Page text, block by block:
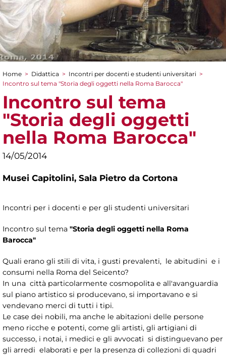
Tu sei qui
Home > Didattica > Incontri per docenti e studenti universitari >
Incontro sul tema "Storia degli oggetti nella Roma Barocca"
Incontro sul tema
"Storia degli oggetti
nella Roma Barocca"
14/05/2014
Musei Capitolini, Sala Pietro da Cortona
Incontri per i docenti e per gli studenti universitari
Incontro sul tema "Storia degli oggetti nella Roma
Barocca"
Quali erano gli stili di vita, i gusti prevalenti, le abitudini e i
consumi nella Roma del Seicento?
In una città particolarmente cosmopolita e all'avanguardia
sul piano artistico si producevano, si importavano e si
vendevano merci di tutti i tipi.
Le case dei nobili, ma anche le abitazioni delle persone
meno ricche e potenti, come gli artisti, gli artigiani di
successo, i notai, i medici e gli avvocati si distinguevano per
gli arredi elaborati e per la presenza di collezioni di quadri